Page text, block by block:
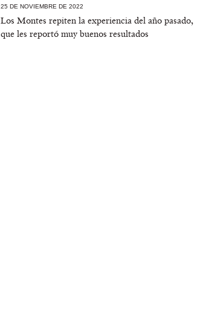
25 DE NOVIEMBRE DE 2022
Los Montes repiten la experiencia del año pasado,
que les reportó muy buenos resultados